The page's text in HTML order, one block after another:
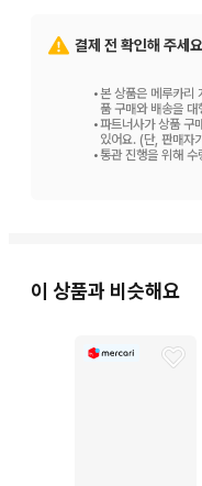
결제 전 확인해 주세요
•본 상품은 메루카리
품 구매와 배송을 대
•파트너사가 상품 구
있어요. (단, 판매자
•통관 진행을 위해 수
이 상품과 비슷해요